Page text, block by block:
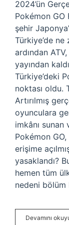
2024’ün
Pokémon GO
şehir
Türkiye’de ne
ardından
yayından
Türkiye’deki
noktası oldu.
Artırılmış
oyunculara
imkânı
Pokémon
erişime
yasaklandı?
hemen tüm
nedeni
Devamını